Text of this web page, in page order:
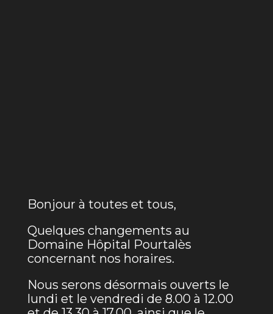
Bonjour à toutes et tous,
Quelques changements au
Domaine Hôpital Pourtalès
concernant nos horaires.
Nous serons désormais ouverts le
lundi et le vendredi de 8.00 à 12.00